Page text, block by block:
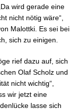
wird gerade eine
nicht nötig wäre“,
Malottki. Es sei bei
sich zu einigen.
rief dazu auf, sich
Olaf Scholz und
nicht wichtig“,
wir jetzt eine
lasse sich